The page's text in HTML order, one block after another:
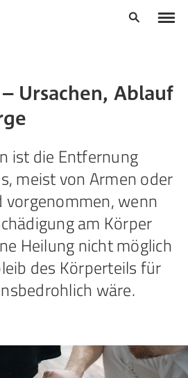
Ursachen, Ablauf
ist die Entfernung
meist von Armen oder
vorgenommen, wenn
am Körper
Heilung nicht möglich
des Körperteils für
wäre.